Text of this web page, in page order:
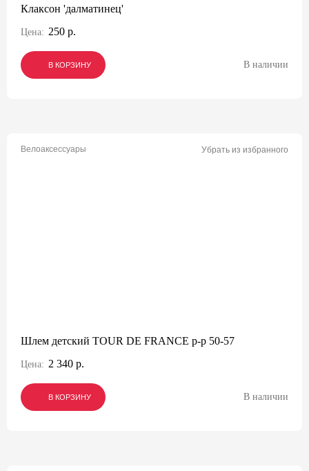
Клаксон 'далматинец'
Цена: 250 р.
В КОРЗИНУ
В КОРЗИНУ
В КОРЗИНУ В наличии
Велоаксессуары Убрать из избранного
Шлем детский TOUR DE FRANCE р-р 50-57
Цена: 2 340 р.
В КОРЗИНУ
В КОРЗИНУ
В КОРЗИНУ В наличии